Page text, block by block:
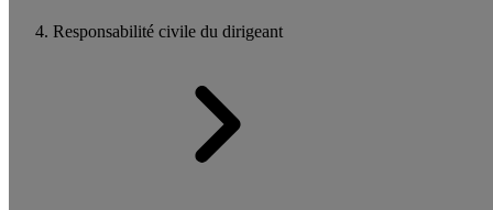
Responsabilité civile du dirigeant